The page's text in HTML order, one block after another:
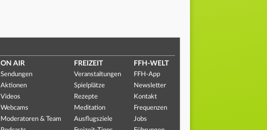
ON AIR
Sendungen
Aktionen
Videos
Webcams
Moderatoren & Team
FREIZEIT
Veranstaltungen
Spielplätze
Rezepte
Meditation
Ausflugsziele
FFH-WELT
FFH-App
Newsletter
Kontakt
Frequenzen
Jobs